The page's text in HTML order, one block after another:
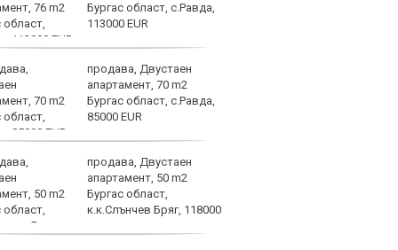
Бургас област, с.Равда,
113000 EUR
продава, Двустаен
апартамент, 70 m2
Бургас област, с.Равда,
85000 EUR
продава, Двустаен
апартамент, 50 m2
Бургас област,
к.к.Слънчев Бряг, 118000